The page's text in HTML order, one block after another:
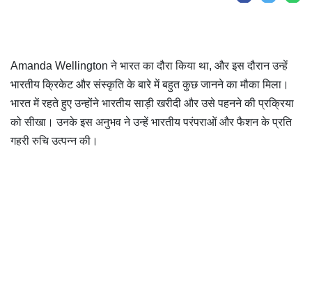
Amanda Wellington ने भारत का दौरा किया था, और इस दौरान उन्हें
भारतीय क्रिकेट और संस्कृति के बारे में बहुत कुछ जानने का मौका मिला।
भारत में रहते हुए उन्होंने भारतीय साड़ी खरीदी और उसे पहनने की प्रक्रिया
को सीखा। उनके इस अनुभव ने उन्हें भारतीय परंपराओं और फैशन के प्रति
गहरी रुचि उत्पन्न की।